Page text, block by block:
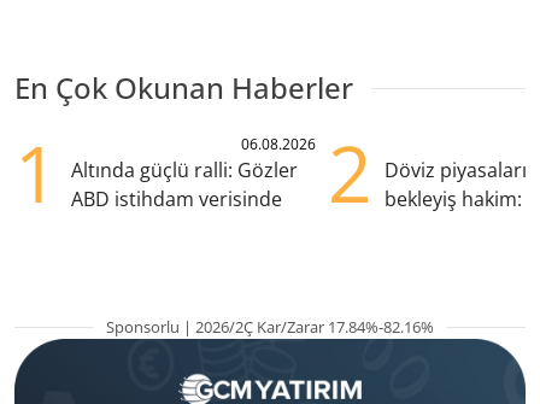
En Çok Okunan Haberler
1 06.08.2026
Altında güçlü ralli: Gözler
ABD istihdam verisinde
2
Döviz
bekleyiş hakim:
Sponsorlu | 2026/2Ç Kar/Zarar 17.84%-82.16%